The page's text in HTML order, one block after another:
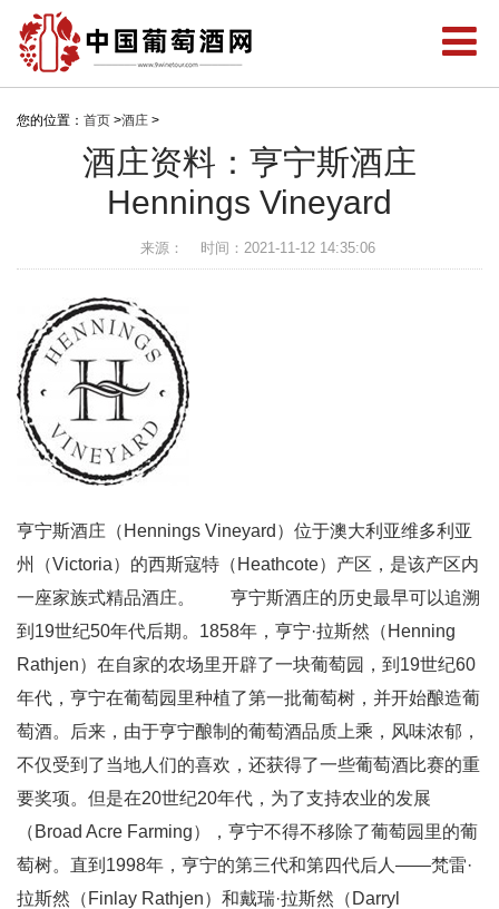
您的位置： 首页 >酒庄 >
酒庄资料：亨宁斯酒庄
Hennings Vineyard
来源： 时间：2021-11-12 14:35:06
亨宁斯酒庄（Hennings Vineyard）位于澳大利亚维多利亚
州（Victoria）的西斯寇特（Heathcote）产区，是该产区内
一座家族式精品酒庄。 亨宁斯酒庄的历史最早可以追溯
到19世纪50年代后期。1858年，亨宁·拉斯然（Henning
Rathjen）在自家的农场里开辟了一块葡萄园，到19世纪60
年代，亨宁在葡萄园里种植了第一批葡萄树，并开始酿造葡
萄酒。后来，由于亨宁酿制的葡萄酒品质上乘，风味浓郁，
不仅受到了当地人们的喜欢，还获得了一些葡萄酒比赛的重
要奖项。但是在20世纪20年代，为了支持农业的发展
（Broad Acre Farming），亨宁不得不移除了葡萄园里的葡
萄树。直到1998年，亨宁的第三代和第四代后人——梵雷·
拉斯然（Finlay Rathjen）和戴瑞·拉斯然（Darryl